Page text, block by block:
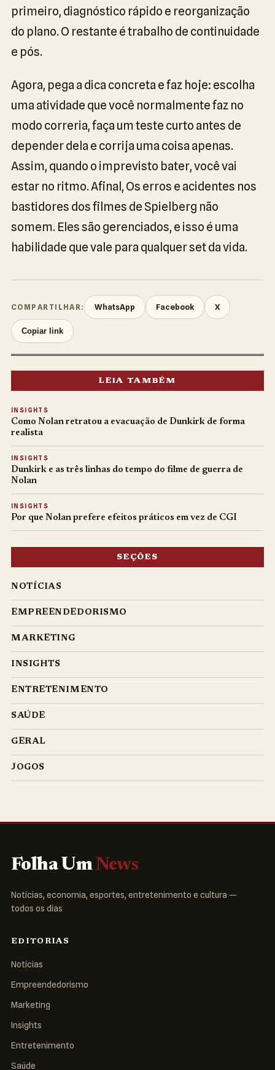
primeiro, diagnóstico rápido e reorganização
do plano. O restante é trabalho de continuidade
e pós.
Agora, pega a dica concreta e faz hoje: escolha
uma atividade que você normalmente faz no
modo correria, faça um teste curto antes de
depender dela e corrija uma coisa apenas.
Assim, quando o imprevisto bater, você vai
estar no ritmo. Afinal, Os erros e acidentes nos
bastidores dos filmes de Spielberg não
somem. Eles são gerenciados, e isso é uma
habilidade que vale para qualquer set da vida.
COMPARTILHAR: WhatsApp Facebook X
Copiar link
LEIA TAMBÉM
INSIGHTS
Como Nolan retratou a evacuação de Dunkirk de forma
realista
INSIGHTS
Dunkirk e as três linhas do tempo do filme de guerra de
Nolan
INSIGHTS
Por que Nolan prefere efeitos práticos em vez de CGI
SEÇÕES
NOTÍCIAS
EMPREENDEDORISMO
MARKETING
INSIGHTS
ENTRETENIMENTO
SAÚDE
GERAL
JOGOS
Folha Um News
Notícias, economia, esportes, entretenimento e cultura —
todos os dias
EDITORIAS
Notícias
Empreendedorismo
Marketing
Insights
Entretenimento
Saúde